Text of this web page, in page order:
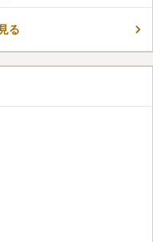
特徴のひとつです。 3㎡とゆ
る